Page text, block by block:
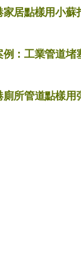
居點樣用小蘇
：工業管道堵
所管道點樣用